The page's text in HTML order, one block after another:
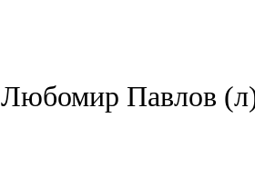
Любомир Павлов